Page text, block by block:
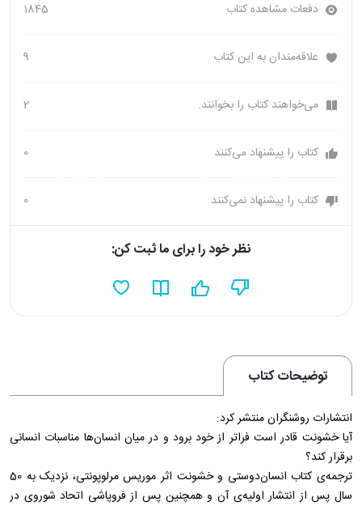
دفعات مشاهده کتاب 1845
علاقه‌مندان به این کتاب 9
می‌خواهند کتاب را بخوانند. 2
کتاب را پیشنهاد می‌کنند 0
کتاب را پیشنهاد نمی‌کنند 0
نظر خود را برای ما ثبت کن:
توضیحات کتاب
انتشارات روشنگران منتشر کرد:
آیا خشونت قادر است فراتر از خود برود و در میان انسان‌ها مناسبات انسانی
برقرار کند؟
ترجمه‌ی کتاب انسان‌دوستی و خشونت اثر موریس مرلوپونتی، نزدیک به 50
سال پس از انتشار اولیه‌ی آن و همچنین پس از فروپاشی اتحاد شوروی در